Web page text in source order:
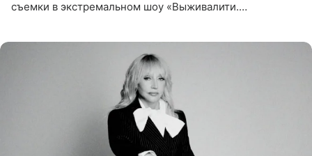
съемки в экстремальном шоу «Выживалити.